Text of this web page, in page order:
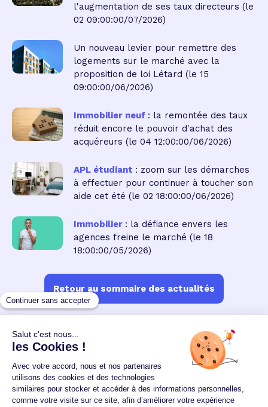
l'augmentation de ses taux directeurs (le
02 09:00:00/07/2026)
Un nouveau levier pour remettre des
logements sur le marché avec la
proposition de loi Létard (le 15
09:00:00/06/2026)
Immobilier neuf : la remontée des taux
réduit encore le pouvoir d'achat des
acquéreurs (le 04 12:00:00/06/2026)
APL étudiant : zoom sur les démarches
à effectuer pour continuer à toucher son
aide cet été (le 02 18:00:00/06/2026)
Immobilier : la défiance envers les
agences freine le marché (le 18
18:00:00/05/2026)
Retour au sommaire des actualités
Un crédit vous engage et doit être remboursé.
Vérifiez vos capacités de remboursement avant de
vous engager.